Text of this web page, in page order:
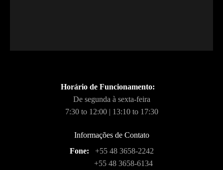
Horário de Funcionamento:
De segunda à sexta-feira
7:30 to 12:00 | 13:10 to 17:30
Informações de Contato
Fone:
+55 48 3658-2242
+55 48 3658-6134